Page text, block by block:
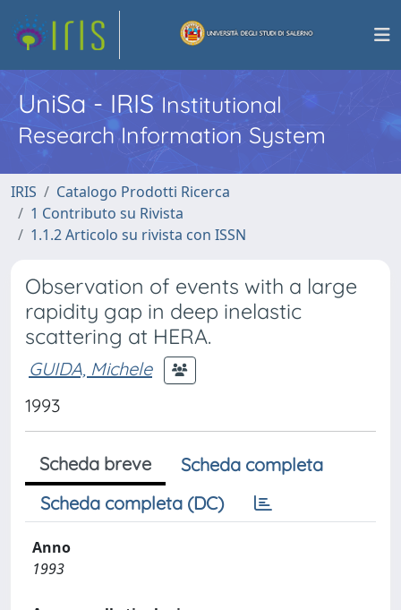
UniSa - IRISInstitutional
Research Information System
IRIS
Catalogo Prodotti Ricerca
1 Contributo su Rivista
1.1.2 Articolo su rivista con ISSN
Observation of events with a large
rapidity gap in deep inelastic
scattering at HERA.
GUIDA, Michele
1993
Scheda breve
Scheda completa
Scheda completa (DC)
Anno
1993